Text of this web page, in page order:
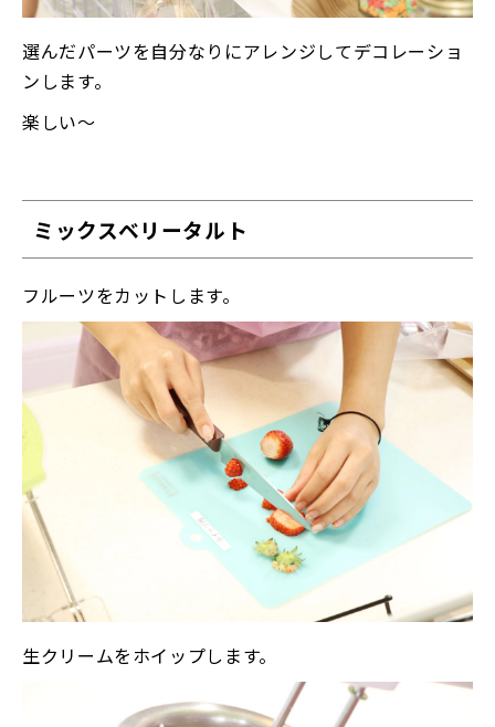
選んだパーツを自分なりにアレンジしてデコレーショ
ンします。
楽しい〜
ミックスベリータルト
フルーツをカットします。
生クリームをホイップします。